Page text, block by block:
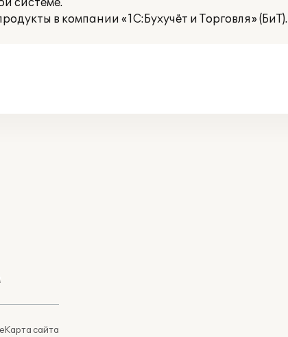
системе.
в компании «1С:Бухучёт и Торговля» (БиТ).
Карта сайта